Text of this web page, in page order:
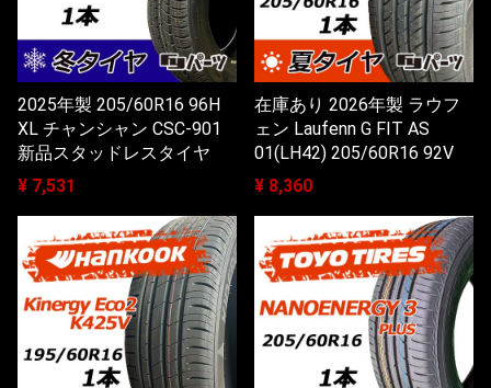
2025年製 205/60R16 96H
XL チャンシャン CSC-901
新品スタッドレスタイヤ
¥ 7,531
在庫あり 2026年製 ラウフ
ェン Laufenn G FIT AS
01(LH42) 205/60R16 92V
¥ 8,360